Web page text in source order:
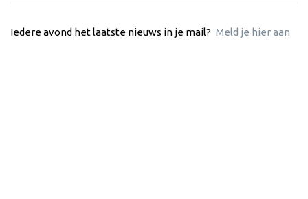
Iedere avond het laatste nieuws in je mail? Meld je hier aan